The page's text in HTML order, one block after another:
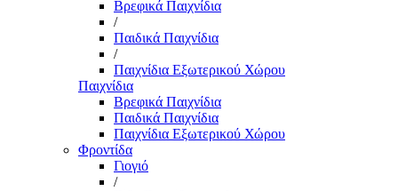
Βρεφικά Παιχνίδια
/
Παιδικά Παιχνίδια
/
Παιχνίδια Εξωτερικού Χώρου
Παιχνίδια
Βρεφικά Παιχνίδια
Παιδικά Παιχνίδια
Παιχνίδια Εξωτερικού Χώρου
Φροντίδα
Γιογιό
/